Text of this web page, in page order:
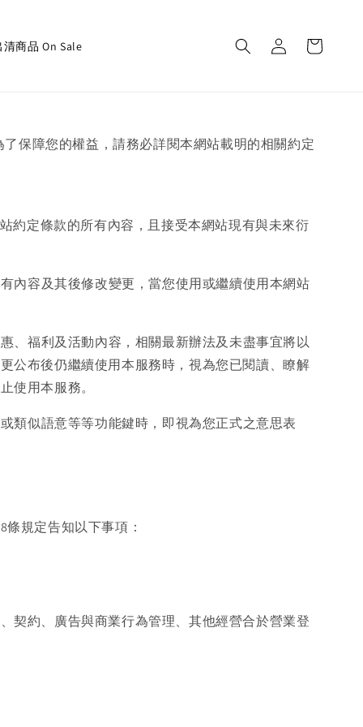
清商品 On Sale
保障您的權益，請務必詳閱本網站載明的相關約定
約定條款的所有內容，且接受本網站現有與未來衍
內容及其後修改變更，當您使用或繼續使用本網站
、福利及活動內容，相關最新辦法及未盡事宜將以
公布後仍繼續使用本服務時，視為您已閱讀、瞭解
使用本服務。
類似語意等等功能鍵時，即視為您正式之意思表
規定告知以下事項：
契約、廣告與商業行為管理、其他經營合於營業登